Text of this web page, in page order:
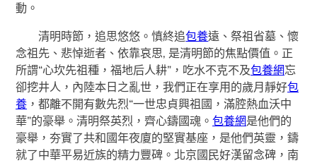
動。
清明時節，追思悠悠。慎終追包養遠、祭祖省墓、懷
念祖先、悲悼逝者、依靠哀思, 是清明節的焦點價值。正
所謂“心坎先祖種，福地后人耕”，吃水不克不及包養網忘
卻挖井人，內陸本日之亂世，我們正在享用的歲月靜好包
養 ，都離不開有數先烈“一世忠貞興祖國，滿腔熱血沃中
華”的豪舉。清明祭英烈，齊心鑄國魂。包養網是他們的
豪舉，夯實了共和國年夜廈的堅實基座，是他們英靈，鑄
就了中華平易近族的精力豐碑。北京國民好漢留念碑，南